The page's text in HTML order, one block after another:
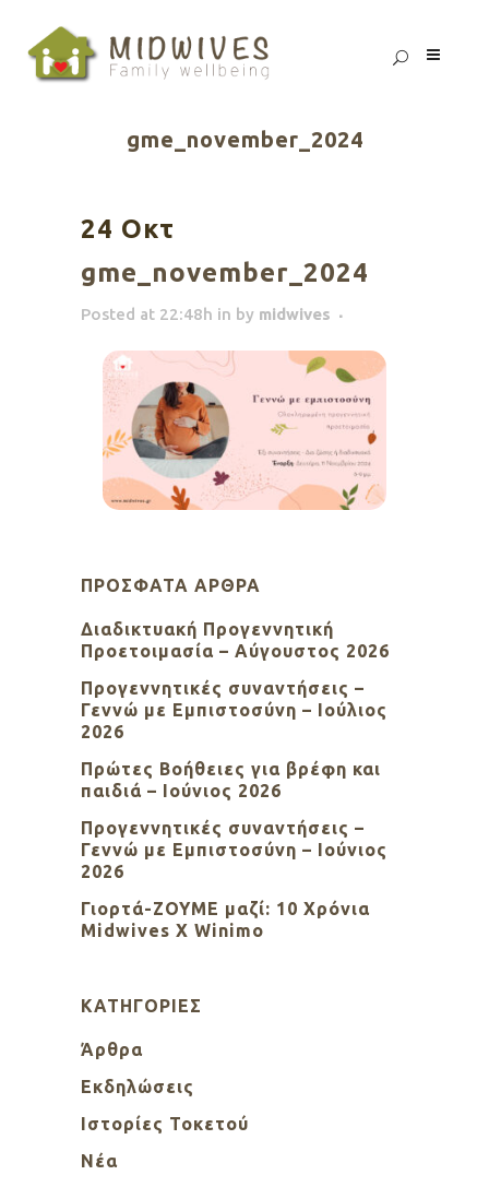
gme_november_2024
24 Οκτ
gme_november_2024
Posted at 22:48h in by midwives
ΠΡΌΣΦΑΤΑ ΆΡΘΡΑ
Διαδικτυακή Προγεννητική
Προετοιμασία – Αύγουστος 2026
Προγεννητικές συναντήσεις –
Γεννώ με Εμπιστοσύνη – Ιούλιος
2026
Πρώτες Βοήθειες για βρέφη και
παιδιά – Ιούνιος 2026
Προγεννητικές συναντήσεις –
Γεννώ με Εμπιστοσύνη – Ιούνιος
2026
Γιορτά-ΖΟΥΜΕ μαζί: 10 Χρόνια
Midwives X Winimo
KΑΤΗΓΟΡΊΕΣ
Άρθρα
Εκδηλώσεις
Ιστορίες Τοκετού
Νέα